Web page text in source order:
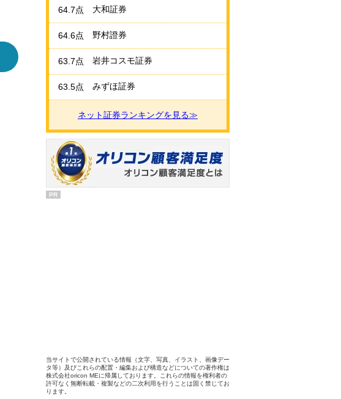
64.7点 大和証券
64.6点 野村證券
63.7点 岩井コスモ証券
63.5点 みずほ証券
ネット証券ランキングを見る≫
PR
当サイトで公開されている情報（文字、写真、イラスト、画像デー
タ等）及びこれらの配置・編集および構造などについての著作権は
株式会社oricon MEに帰属しております。これらの情報を権利者の
許可なく無断転載・複製などの二次利用を行うことは固く禁じてお
ります。